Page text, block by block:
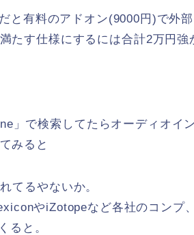
と有料のアドオン(9000円)で外
たす仕様にするには合計2万円強
」で検索してたらオーディオイ
みると
てるやないか。
やiZotopeなど各社のコンプ
ると。